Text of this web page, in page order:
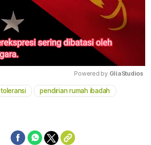
Mute
Powered by GliaStudios
toleransi pendirian rumah ibadah